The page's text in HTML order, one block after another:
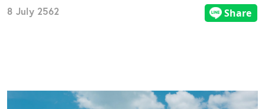
8 July 2562